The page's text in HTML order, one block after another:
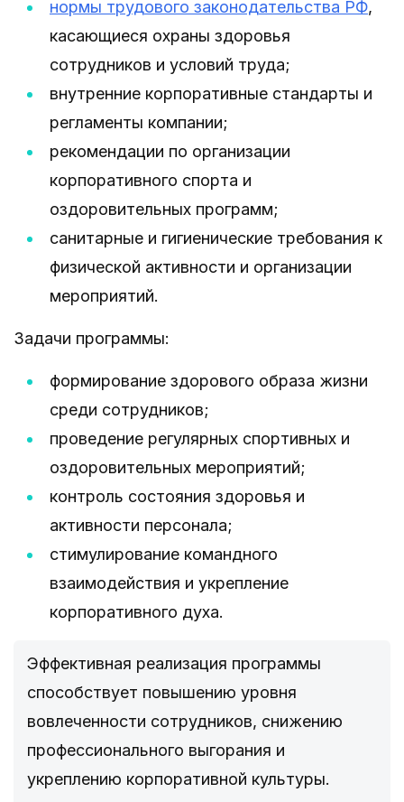
нормы трудового законодательства РФ,
касающиеся охраны здоровья
сотрудников и условий труда;
внутренние корпоративные стандарты и
регламенты компании;
рекомендации по организации
корпоративного спорта и
оздоровительных программ;
санитарные и гигиенические требования к
физической активности и организации
мероприятий.
Задачи программы:
формирование здорового образа жизни
среди сотрудников;
проведение регулярных спортивных и
оздоровительных мероприятий;
контроль состояния здоровья и
активности персонала;
стимулирование командного
взаимодействия и укрепление
корпоративного духа.
Эффективная реализация программы
способствует повышению уровня
вовлеченности сотрудников, снижению
профессионального выгорания и
укреплению корпоративной культуры.